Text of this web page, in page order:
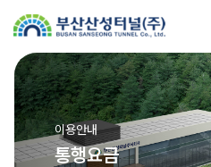
이용안내
통행요금